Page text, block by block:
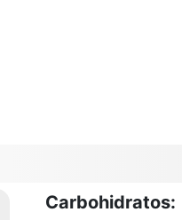
Carbohidratos: